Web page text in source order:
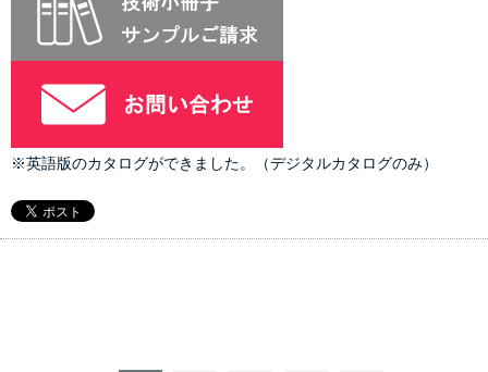
※英語版のカタログができました。（デジタルカタログのみ）